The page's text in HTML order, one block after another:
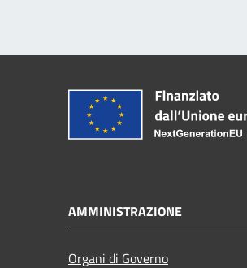
AMMINISTRAZIONE
Organi di Governo